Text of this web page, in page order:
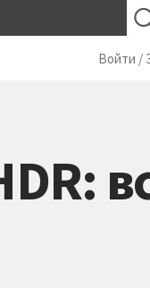
Войти /